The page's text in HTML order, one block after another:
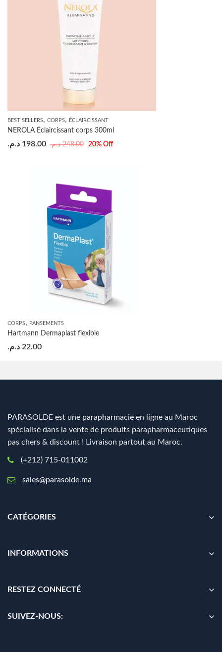
BEST SELLERS, CORPS, ÉCLAIRCISSANT
NEROLA Éclaircissant corps 300ml
248.00 د.م. 198.00 د.م. 20% Off
CORPS, PANSEMENTS
Hartmann Dermaplast flexible
22.00 د.م.
PARASOLDE est une parapharmacie en ligne au Maroc
spécialisé dans la vente de produits parapharmaceutiques
pas chers & discount ! Livraison partout au Maroc.
(+212) 715-011002
sales@parasolde.ma
CATÉGORIES
INFORMATIONS
RESTEZ CONNECTÉ
SUIVEZ-NOUS: